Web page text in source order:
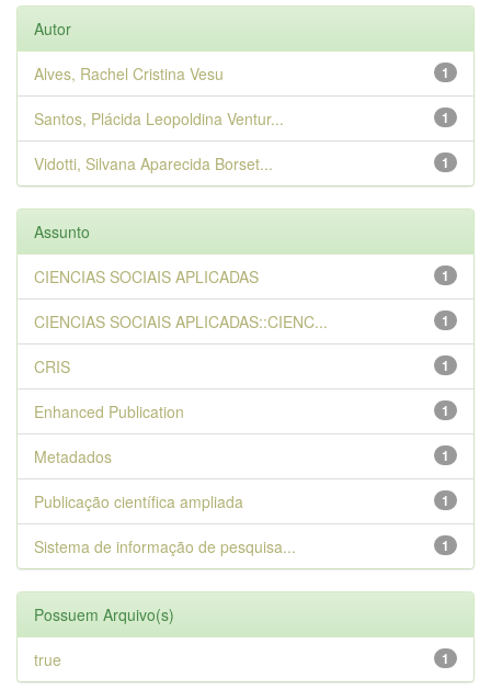
Autor
1
Alves, Rachel Cristina Vesu
1
Santos, Plácida Leopoldina Ventur...
1
Vidotti, Silvana Aparecida Borset...
Assunto
1
CIENCIAS SOCIAIS APLICADAS
1
CIENCIAS SOCIAIS APLICADAS::CIENC...
1
CRIS
1
Enhanced Publication
1
Metadados
1
Publicação científica ampliada
1
Sistema de informação de pesquisa...
Possuem Arquivo(s)
1
true